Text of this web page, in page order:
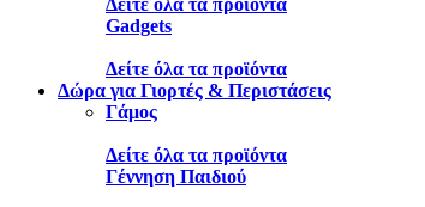
Gadgets
Δείτε όλα τα προϊόντα
Δώρα για Γιορτές & Περιστάσεις
Γάμος
Δείτε όλα τα προϊόντα
Γέννηση Παιδιού